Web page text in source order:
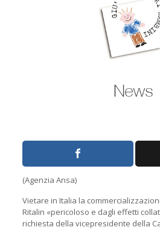
(Agenzia Ansa)
Vietare in Italia la
Ritalin «pericoloso e dagli effetti
richiesta della vicepresidente della